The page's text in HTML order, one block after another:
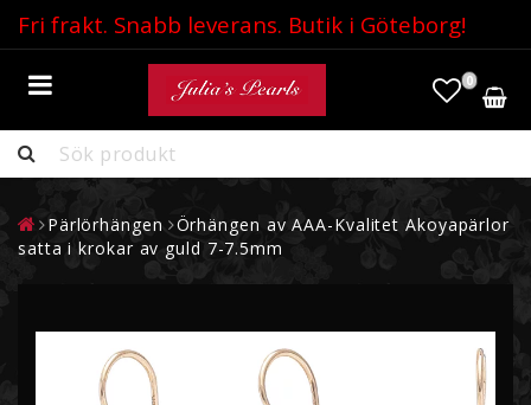
Fri frakt. Snabb leverans. Butik i Göteborg!
0
PÄRLHALSBAND
PÄRLÖRHÄNGEN
PÄRLRINGAR
Pärlörhängen
Örhängen av AAA-Kvalitet Akoyapärlor
satta i krokar av guld 7-7.5mm